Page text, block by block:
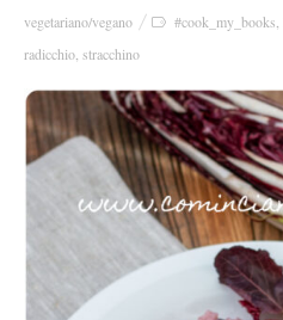
vegetariano/vegano
#cook_my_books
radicchio stracchino